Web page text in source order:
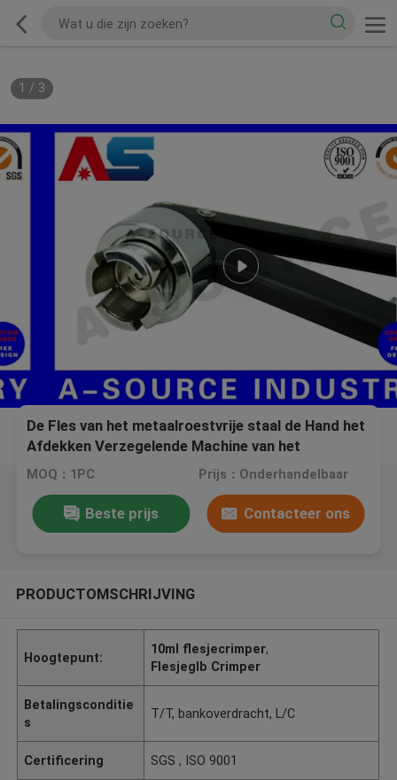
1 / 3
De Fles van het metaalroestvrije staal de Hand het
Afdekken Verzegelende Machine van het
Machineflesje voor Geneesmiddel
MOQ：1PC Prijs：Onderhandelbaar
Beste prijs Contacteer ons
PRODUCTOMSCHRIJVING
Hoogtepunt:
10ml flesjecrimper,
Flesjeglb Crimper
Betalingsconditie
s
T/T, bankoverdracht, L/C
Certificering SGS , ISO 9001